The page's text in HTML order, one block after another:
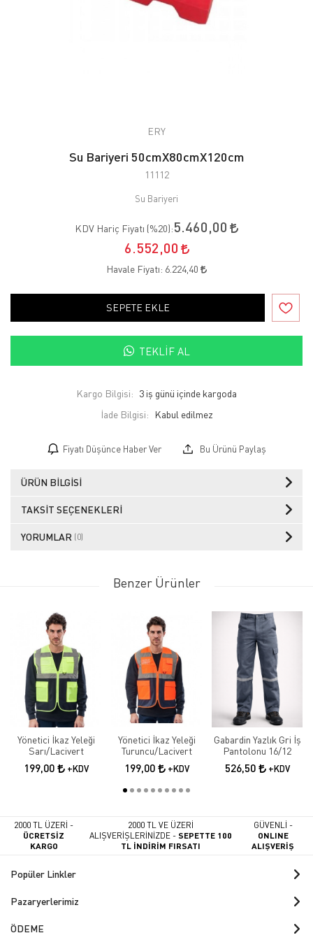
ERY
Su Bariyeri 50cmX80cmX120cm
11112
Su Bariyeri
KDV Hariç Fiyatı (%20):5.460,00
6.552,00
Havale Fiyatı: 6.224,40
SEPETE EKLE
TEKLIF AL
Kargo Bilgisi: 3 iş günü içinde kargoda
İade Bilgisi:
Fiyatı Düşünce Haber Ver Bu Ürünü Paylaş
ÜRÜN BILGISI
TAKSIT SEÇENEKLERI
YORUMLAR (0)
Benzer Ürünler
Yönetici İkaz Yeleği
Sarı/Lacivert
199,00 +KDV
Yönetici İkaz Yeleği
Turuncu/Lacivert
199,00 +KDV
Gabardin Yazlık Gri İş
Pantolonu 16/12
526,50 +KDV
2000 TL ÜZERİ -
ÜCRETSİZ
KARGO
2000 TL VE ÜZERİ
ALIŞVERİŞLERİNİZDE -SEPETTE 100
TL İNDİRİM FIRSATI
GÜVENLİ -
ONLINE
ALIŞVERİŞ
Popüler Linkler
Pazaryerlerimiz
ÖDEME